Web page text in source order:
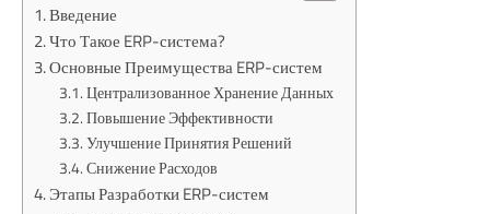
Введение
Что Такое ERP-система?
Основные Преимущества ERP-систем
Централизованное Хранение Данных
Повышение Эффективности
Улучшение Принятия Решений
Снижение Расходов
Этапы Разработки ERP-систем